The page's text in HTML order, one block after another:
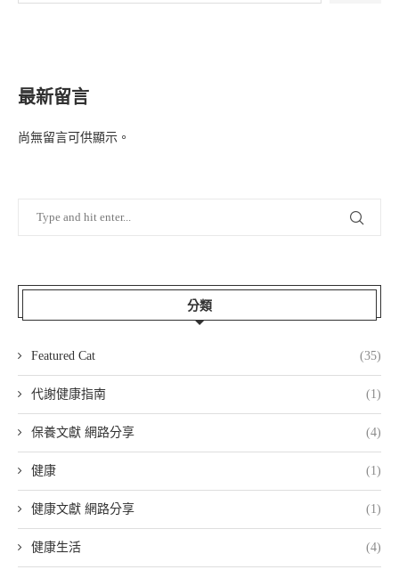
最新留言
尚無留言可供顯示。
分類
Featured Cat (35)
代謝健康指南 (1)
保養文獻 網路分享 (4)
健康 (1)
健康文獻 網路分享 (1)
健康生活 (4)